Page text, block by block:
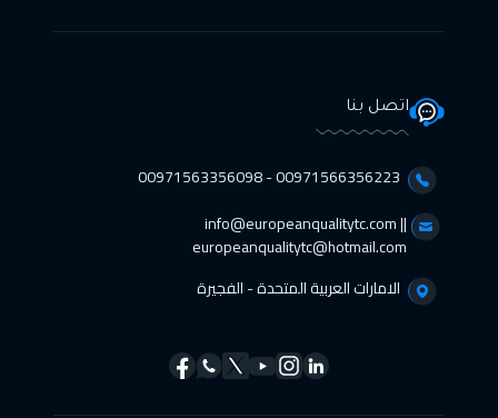
اتصل بنا
00971566356223 - 00971563356098⁩
info@europeanqualitytc.com ||
europeanqualitytc@hotmail.com
الامارات العربية المتحدة - الفجيرة